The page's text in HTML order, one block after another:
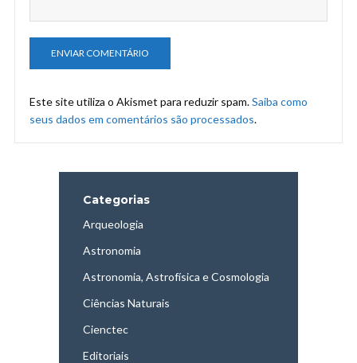
Este site utiliza o Akismet para reduzir spam.Saiba como
seus dados em comentários são processados.
Categorias
Arqueologia
Astronomia
Astronomia, Astrofísica e Cosmologia
Ciências Naturais
Cienctec
Editoriais